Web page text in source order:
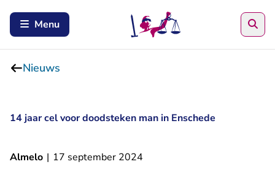
Menu
Nieuws
14 jaar cel voor doodsteken man in Enschede
Almelo | 17 september 2024